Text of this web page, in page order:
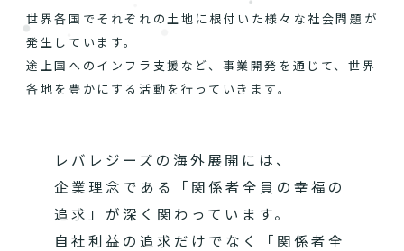
世界各国でそれぞれの土地に根付いた様々な社会問題が
発生しています。
途上国へのインフラ支援など、事業開発を通じて、世界
各地を豊かにする活動を行っていきます。
レバレジーズの海外展開には、
企業理念である「関係者全員の幸福の
追求」が深く関わっています。
自社利益の追求だけでなく「関係者全